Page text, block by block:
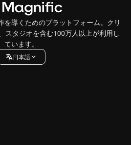
を導くためのプラットフォーム。クリ
スタジオを含む100万人以上が利用し
ています。
日本語